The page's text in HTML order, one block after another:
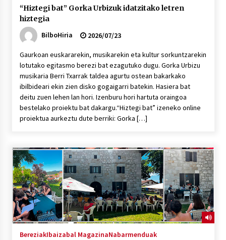
“Hiztegi bat” Gorka Urbizuk idatzitako letren
hiztegia
BilboHiria
2026/07/23
Gaurkoan euskararekin, musikarekin eta kultur sorkuntzarekin
lotutako egitasmo berezi bat ezagutuko dugu. Gorka Urbizu
musikaria Berri Txarrak taldea agurtu ostean bakarkako
ibilbideari ekin zien disko gogaigarri batekin. Hasiera bat
deitu zuen lehen lan hori. Izenburu hori hartuta oraingoa
bestelako proiektu bat dakargu.“Hiztegi bat” izeneko online
proiektua aurkeztu dute berriki: Gorka […]
BereziakIbaizabal MagazinaNabarmenduak